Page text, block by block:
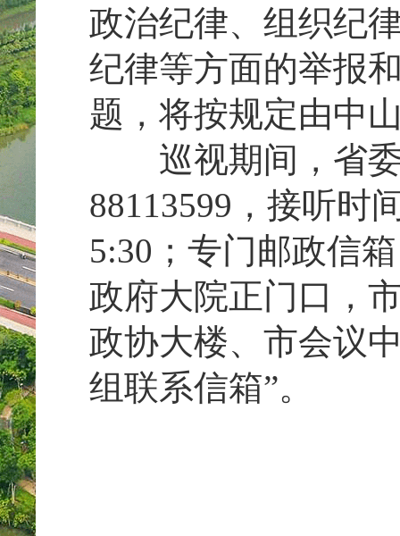
政治纪律、组织纪
纪律等方面的举报
题，将按规定由中
巡视期间，省委
88113599，接听时
5:30；专门邮政信
政府大院正门口，
政协大楼、市会议
组联系信箱”。